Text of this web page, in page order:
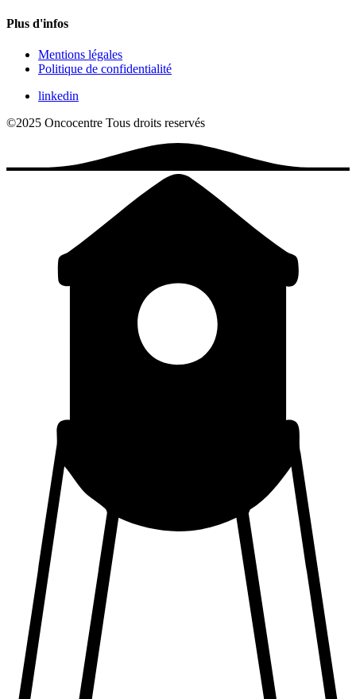
Plus d'infos
Mentions légales
Politique de confidentialité
linkedin
©2025 Oncocentre Tous droits reservés